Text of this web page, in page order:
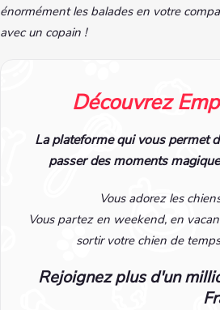
énormément les balades en votre
avec un copain !
Découvrez
La plateforme qui vous permet
passer des moments
Vous adorez les
Vous partez en weekend, en
sortir votre chien de
Rejoignez plus d'un